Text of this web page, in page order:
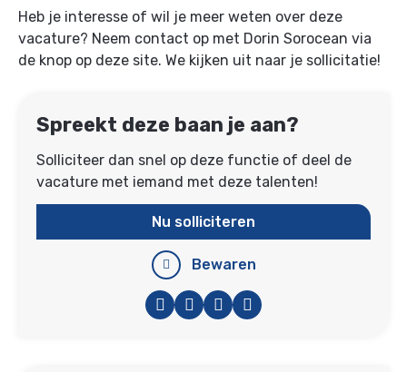
Heb je interesse of wil je meer weten over deze
vacature? Neem contact op met Dorin Sorocean via
de knop op deze site. We kijken uit naar je sollicitatie!
Spreekt deze baan je aan?
Solliciteer dan snel op deze functie of deel de
vacature met iemand met deze talenten!
Facebook
TwitterLinkedIn
Nu solliciteren
Bewaren